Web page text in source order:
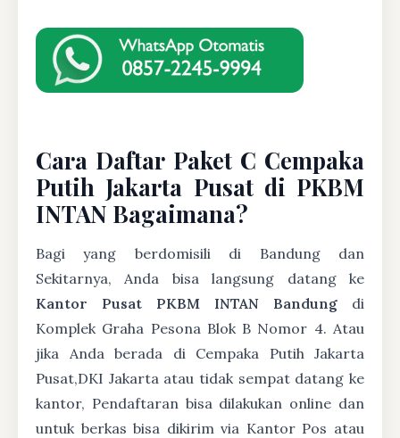
Cara Daftar Paket C Cempaka
Putih Jakarta Pusat di PKBM
INTAN Bagaimana?
Bagi yang berdomisili di Bandung dan
Sekitarnya, Anda bisa langsung datang ke
Kantor Pusat PKBM INTAN Bandung di
Komplek Graha Pesona Blok B Nomor 4. Atau
jika Anda berada di Cempaka Putih Jakarta
Pusat,DKI Jakarta atau tidak sempat datang ke
kantor, Pendaftaran bisa dilakukan online dan
untuk berkas bisa dikirim via Kantor Pos atau